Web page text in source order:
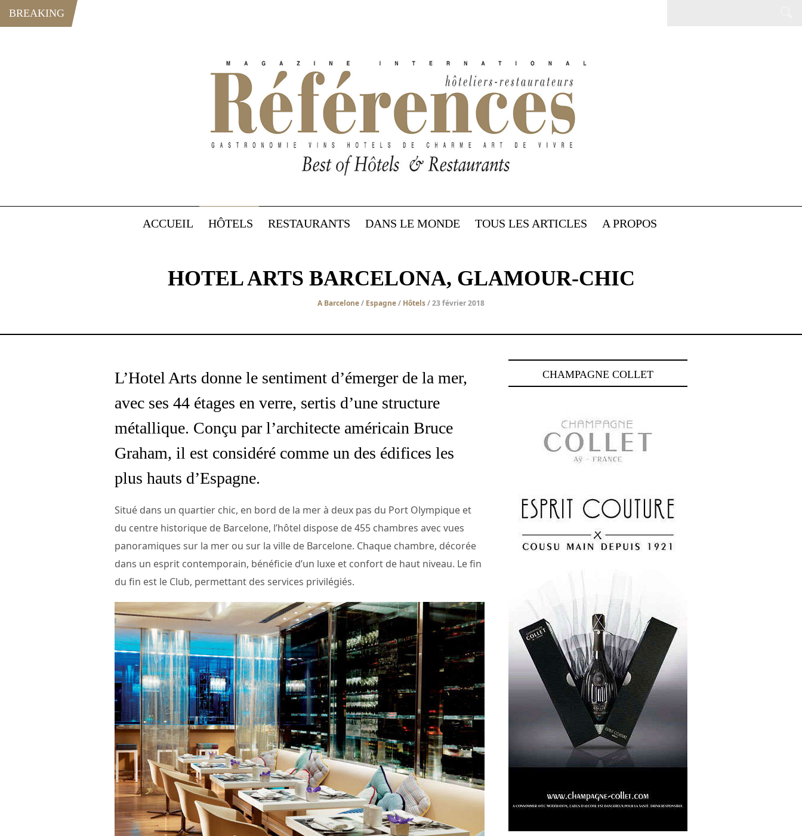
BREAKING
ACCUEIL HÔTELS RESTAURANTS DANS LE MONDE TOUS LES ARTICLES A PROPOS
HOTEL ARTS BARCELONA, GLAMOUR-CHIC
A Barcelone/ Espagne/ Hôtels/ 23 février 2018
L’Hotel Arts donne le sentiment d’émerger de la mer,
avec ses 44 étages en verre, sertis d’une structure
métallique. Conçu par l’architecte américain Bruce
Graham, il est considéré comme un des édifices les
plus hauts d’Espagne.
Situé dans un quartier chic, en bord de la mer à deux pas du Port Olympique et
du centre historique de Barcelone, l’hôtel dispose de 455 chambres avec vues
panoramiques sur la mer ou sur la ville de Barcelone. Chaque chambre, décorée
dans un esprit contemporain, bénéficie d’un luxe et confort de haut niveau. Le fin
du fin est le Club, permettant des services privilégiés.
CHAMPAGNE COLLET